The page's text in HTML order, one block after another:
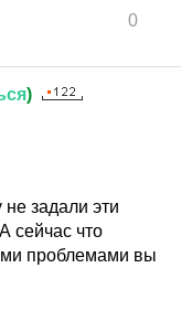
0
)
задали эти
сейчас что
проблемами вы